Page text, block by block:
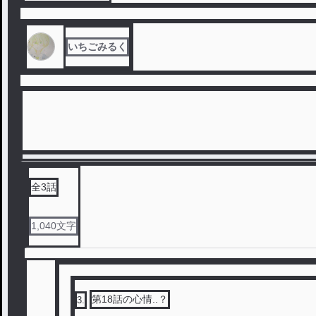
いちごみるく
全3話
1,040文字
3 第18話の心情..？